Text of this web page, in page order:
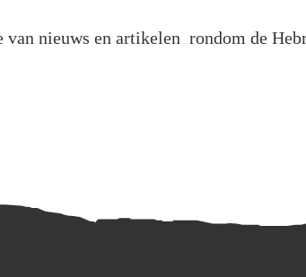
nieuws en artikelen rondom de